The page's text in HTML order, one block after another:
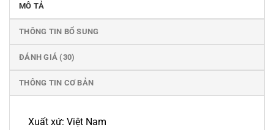
MÔ TẢ
THÔNG TIN BỔ SUNG
ĐÁNH GIÁ (30)
THÔNG TIN CƠ BẢN
Xuất xứ: Việt Nam